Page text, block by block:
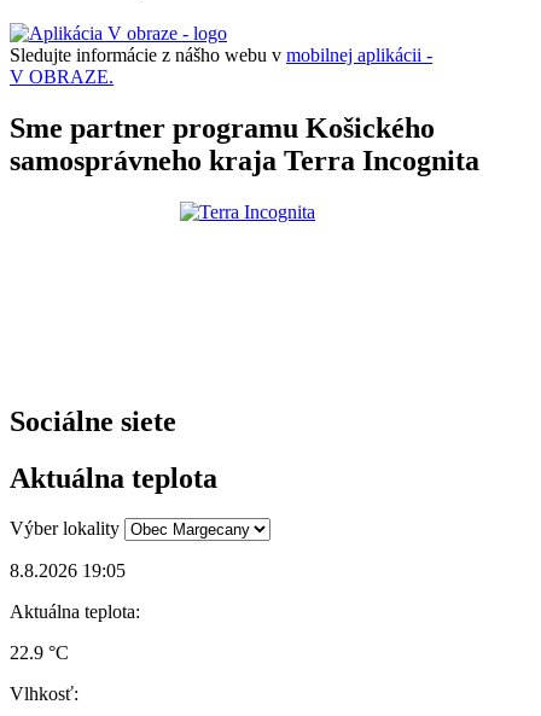
Sledujte informácie z nášho webu v mobilnej aplikácii -
V OBRAZE.
Sme partner programu Košického
samosprávneho kraja Terra Incognita
Sociálne siete
Aktuálna teplota
Výber lokality
8.8.2026 19:05
Aktuálna teplota:
22.9 °C
Vlhkosť: